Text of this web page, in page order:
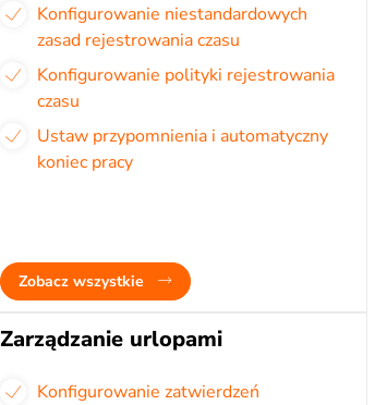
Konfigurowanie niestandardowych
zasad rejestrowania czasu
Konfigurowanie polityki rejestrowania
czasu
Ustaw przypomnienia i automatyczny
koniec pracy
Zobacz wszystkie
Zarządzanie urlopami
Konfigurowanie zatwierdzeń